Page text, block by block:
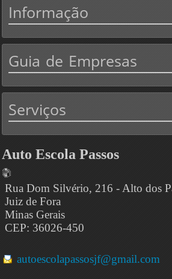
Informação
Guia de Empresas
Serviços
Auto Escola Passos
Rua Dom Silvério, 216 - Alto dos
Juiz de Fora
Minas Gerais
CEP: 36026-450
autoescolapassosjf@gmail.com